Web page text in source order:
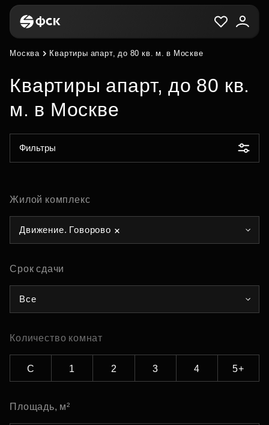
Москва Квартиры апарт, до 80 кв. м. в Москве
Квартиры апарт, до 80 кв.
м. в Москве
Фильтры
Жилой комплекс
Движение. Говорово
Срок сдачи
Все
Количество комнат
С 1 2 3 4 5+
Площадь, м²